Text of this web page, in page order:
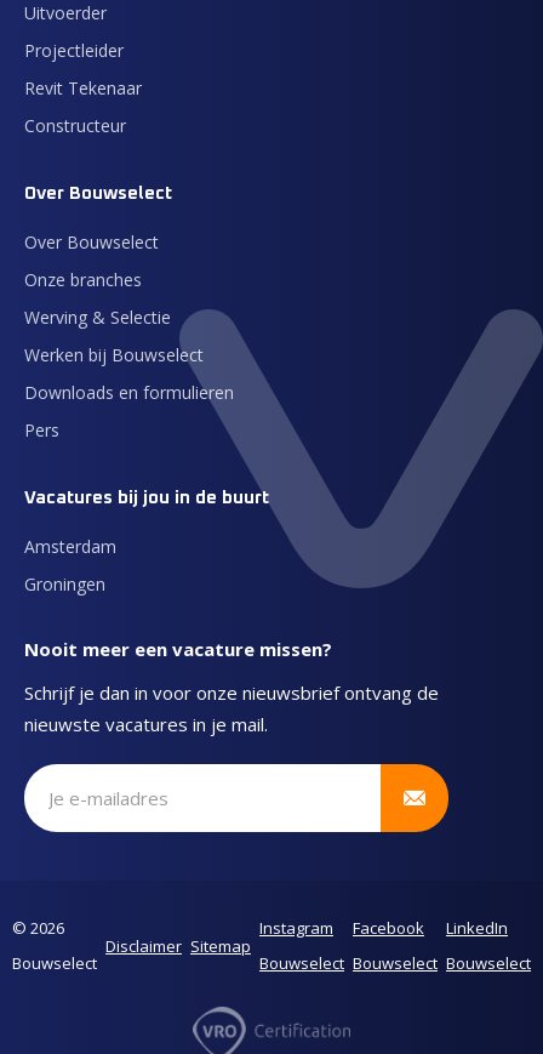
Uitvoerder
Projectleider
Revit Tekenaar
Constructeur
Over Bouwselect
Over Bouwselect
Onze branches
Werving & Selectie
Werken bij Bouwselect
Downloads en formulieren
Pers
Vacatures bij jou in de buurt
Amsterdam
Groningen
Nooit meer een vacature missen?
Schrijf je dan in voor onze nieuwsbrief ontvang de
nieuwste vacatures in je mail.
Schrijf je in voor onze nieuwsbrief
© 2026
Bouwselect
Disclaimer Sitemap
Instagram
Bouwselect
Facebook
Bouwselect
LinkedIn
Bouwselect